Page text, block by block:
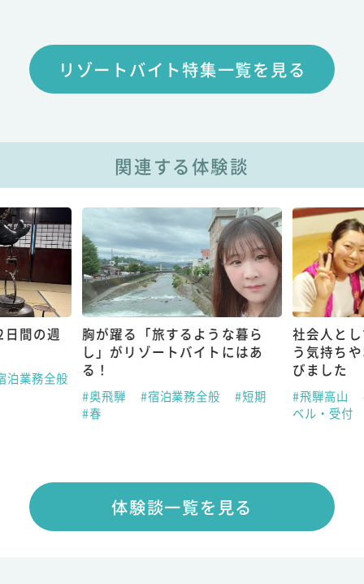
リゾートバイト特集一覧を見る
関連する体験談
間の週
泊業務全般
胸が躍る「旅するような暮ら
し」がリゾートバイトにはあ
る！
#奥飛騨 #宿泊業務全般
#短期
#春
社会人と
う気持ち
びました
#飛騨高山
ベル・受付
体験談一覧を見る